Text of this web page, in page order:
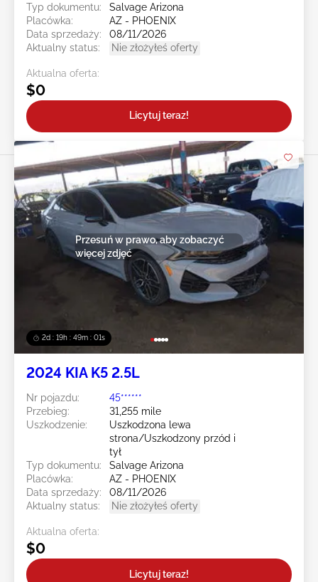
Typ dokumentu:
Salvage Arizona
Placówka:
AZ - PHOENIX
Data sprzedaży:
08/11/2026
Aktualny status:
Nie złożyłeś oferty
Aktualna oferta:
$0
Licytuj teraz!
2d : 19h : 48m : 58s
Przesuń w prawo, aby zobaczyć
więcej zdjęć
2024 KIA K5 2.5L
Nr pojazdu:
45******
Przebieg:
31,255 mile
Uszkodzenie:
Uszkodzona lewa
strona/Uszkodzony przód i
tył
Typ dokumentu:
Salvage Arizona
Placówka:
AZ - PHOENIX
Data sprzedaży:
08/11/2026
Aktualny status:
Nie złożyłeś oferty
Aktualna oferta:
$0
Licytuj teraz!